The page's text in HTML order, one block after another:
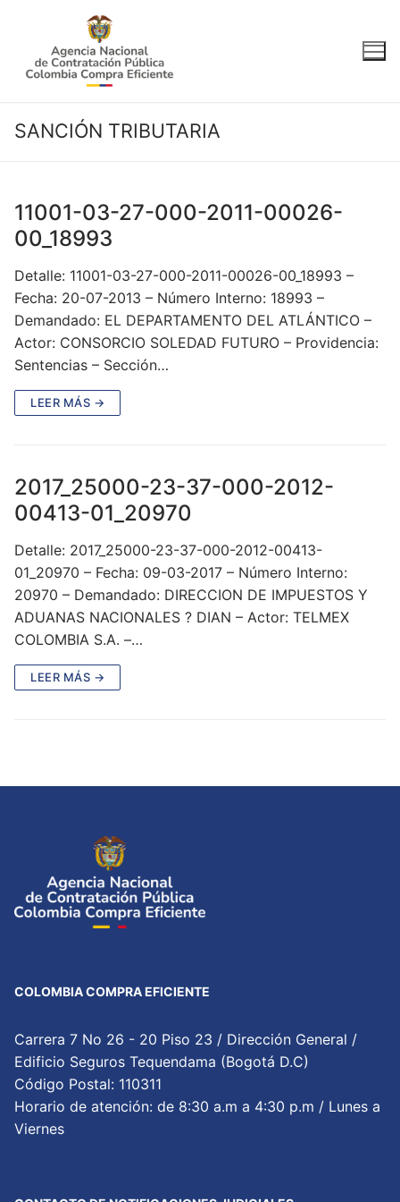
contenido
SANCIÓN TRIBUTARIA
11001-03-27-000-2011-00026-
00_18993
Detalle: 11001-03-27-000-2011-00026-00_18993 –
Fecha: 20-07-2013 – Número Interno: 18993 –
Demandado: EL DEPARTAMENTO DEL ATLÁNTICO –
Actor: CONSORCIO SOLEDAD FUTURO – Providencia:
Sentencias – Sección…
LEER MÁS →
2017_25000-23-37-000-2012-
00413-01_20970
Detalle: 2017_25000-23-37-000-2012-00413-
01_20970 – Fecha: 09-03-2017 – Número Interno:
20970 – Demandado: DIRECCION DE IMPUESTOS Y
ADUANAS NACIONALES ? DIAN – Actor: TELMEX
COLOMBIA S.A. –…
LEER MÁS →
COLOMBIA COMPRA EFICIENTE
Carrera 7 No 26 - 20 Piso 23 / Dirección General /
Edificio Seguros Tequendama (Bogotá D.C)
Código Postal: 110311
Horario de atención: de 8:30 a.m a 4:30 p.m / Lunes a
Viernes